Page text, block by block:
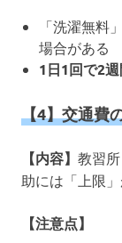
「洗濯無料
場合がある
1日1回で2
【4】交通費
【内容】 教習
助には「上限
【注意点】